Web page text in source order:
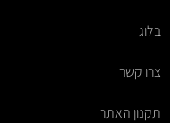
בלוג
צרו קשר
תקנון האתר